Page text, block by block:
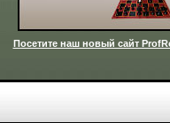
Посетите наш новый сайт